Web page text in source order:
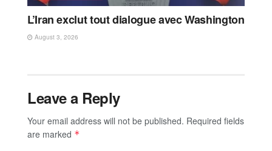
L’Iran exclut tout dialogue avec Washington
August 3, 2026
Leave a Reply
Your email address will not be published. Required fields
are marked *